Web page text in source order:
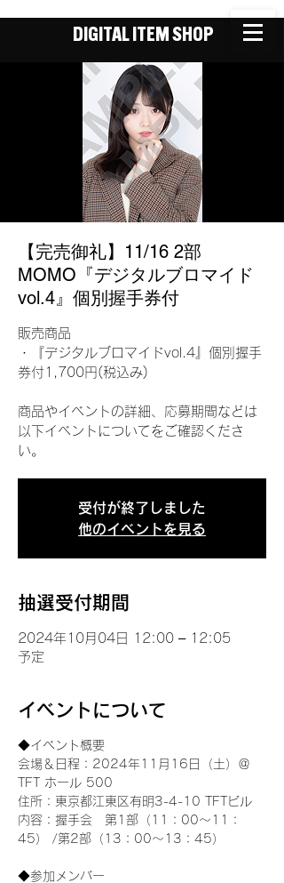
DIGITAL ITEM SHOP
【完売御礼】11/16 2部
MOMO『デジタルブロマイド
vol.4』個別握手券付
販売商品
・『デジタルブロマイドvol.4』個別握手
券付1,700円(税込み)
商品やイベントの詳細、応募期間などは
以下イベントについてをご確認くださ
い。
受付が終了しました
他のイベントを見る
抽選受付期間
2024年10月04日 12:00 – 12:05
予定
イベントについて
◆イベント概要
会場＆日程：2024年11月16日（土）＠
TFT ホール 500
住所：東京都江東区有明3-4-10 TFTビル
内容：握手会　第1部（11：00～11：
45） /第2部（13：00～13：45）
◆参加メンバー